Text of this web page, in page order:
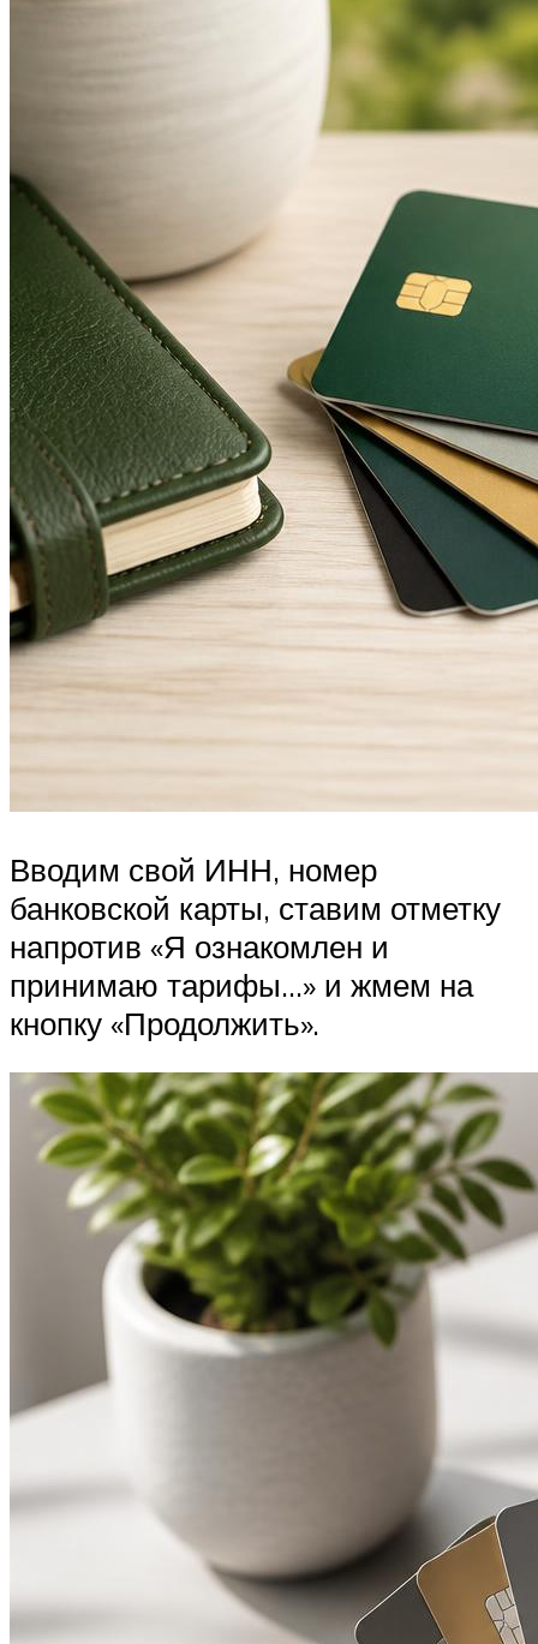
Вводим свой ИНН, номер
банковской карты, ставим отметку
напротив «Я ознакомлен и
принимаю тарифы…» и жмем на
кнопку «Продолжить».